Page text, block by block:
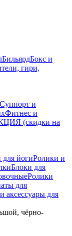
БильярдБокс и
гири,
Суппорт и
Фитнес и
(скидки на
йогиРолики и
Блоки для
Ролики
для
аксессуары для
чёрно-